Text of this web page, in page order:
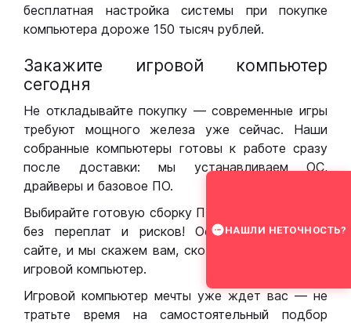
бесплатная настройка системы при покупке
компьютера дороже 150 тысяч рублей.
Закажите игровой компьютер
сегодня
Не откладывайте покупку — современные игры
требуют мощного железа уже сейчас. Наши
собранные компьютеры готовы к работе сразу
после доставки: мы устанавливаем ОС,
драйверы и базовое ПО.
Выбирайте готовую сборку ПК для игр в Москве
без переплат и рисков! Оставьте заявку на
сайте, и мы скажем вам, сколько стоит собрать
игровой компьютер.
Игровой компьютер мечты уже ждет вас — не
тратьте время на самостоятельный подбор
НАШЛИ НЕТОЧНОСТЬ?